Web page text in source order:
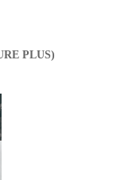
PLUS)